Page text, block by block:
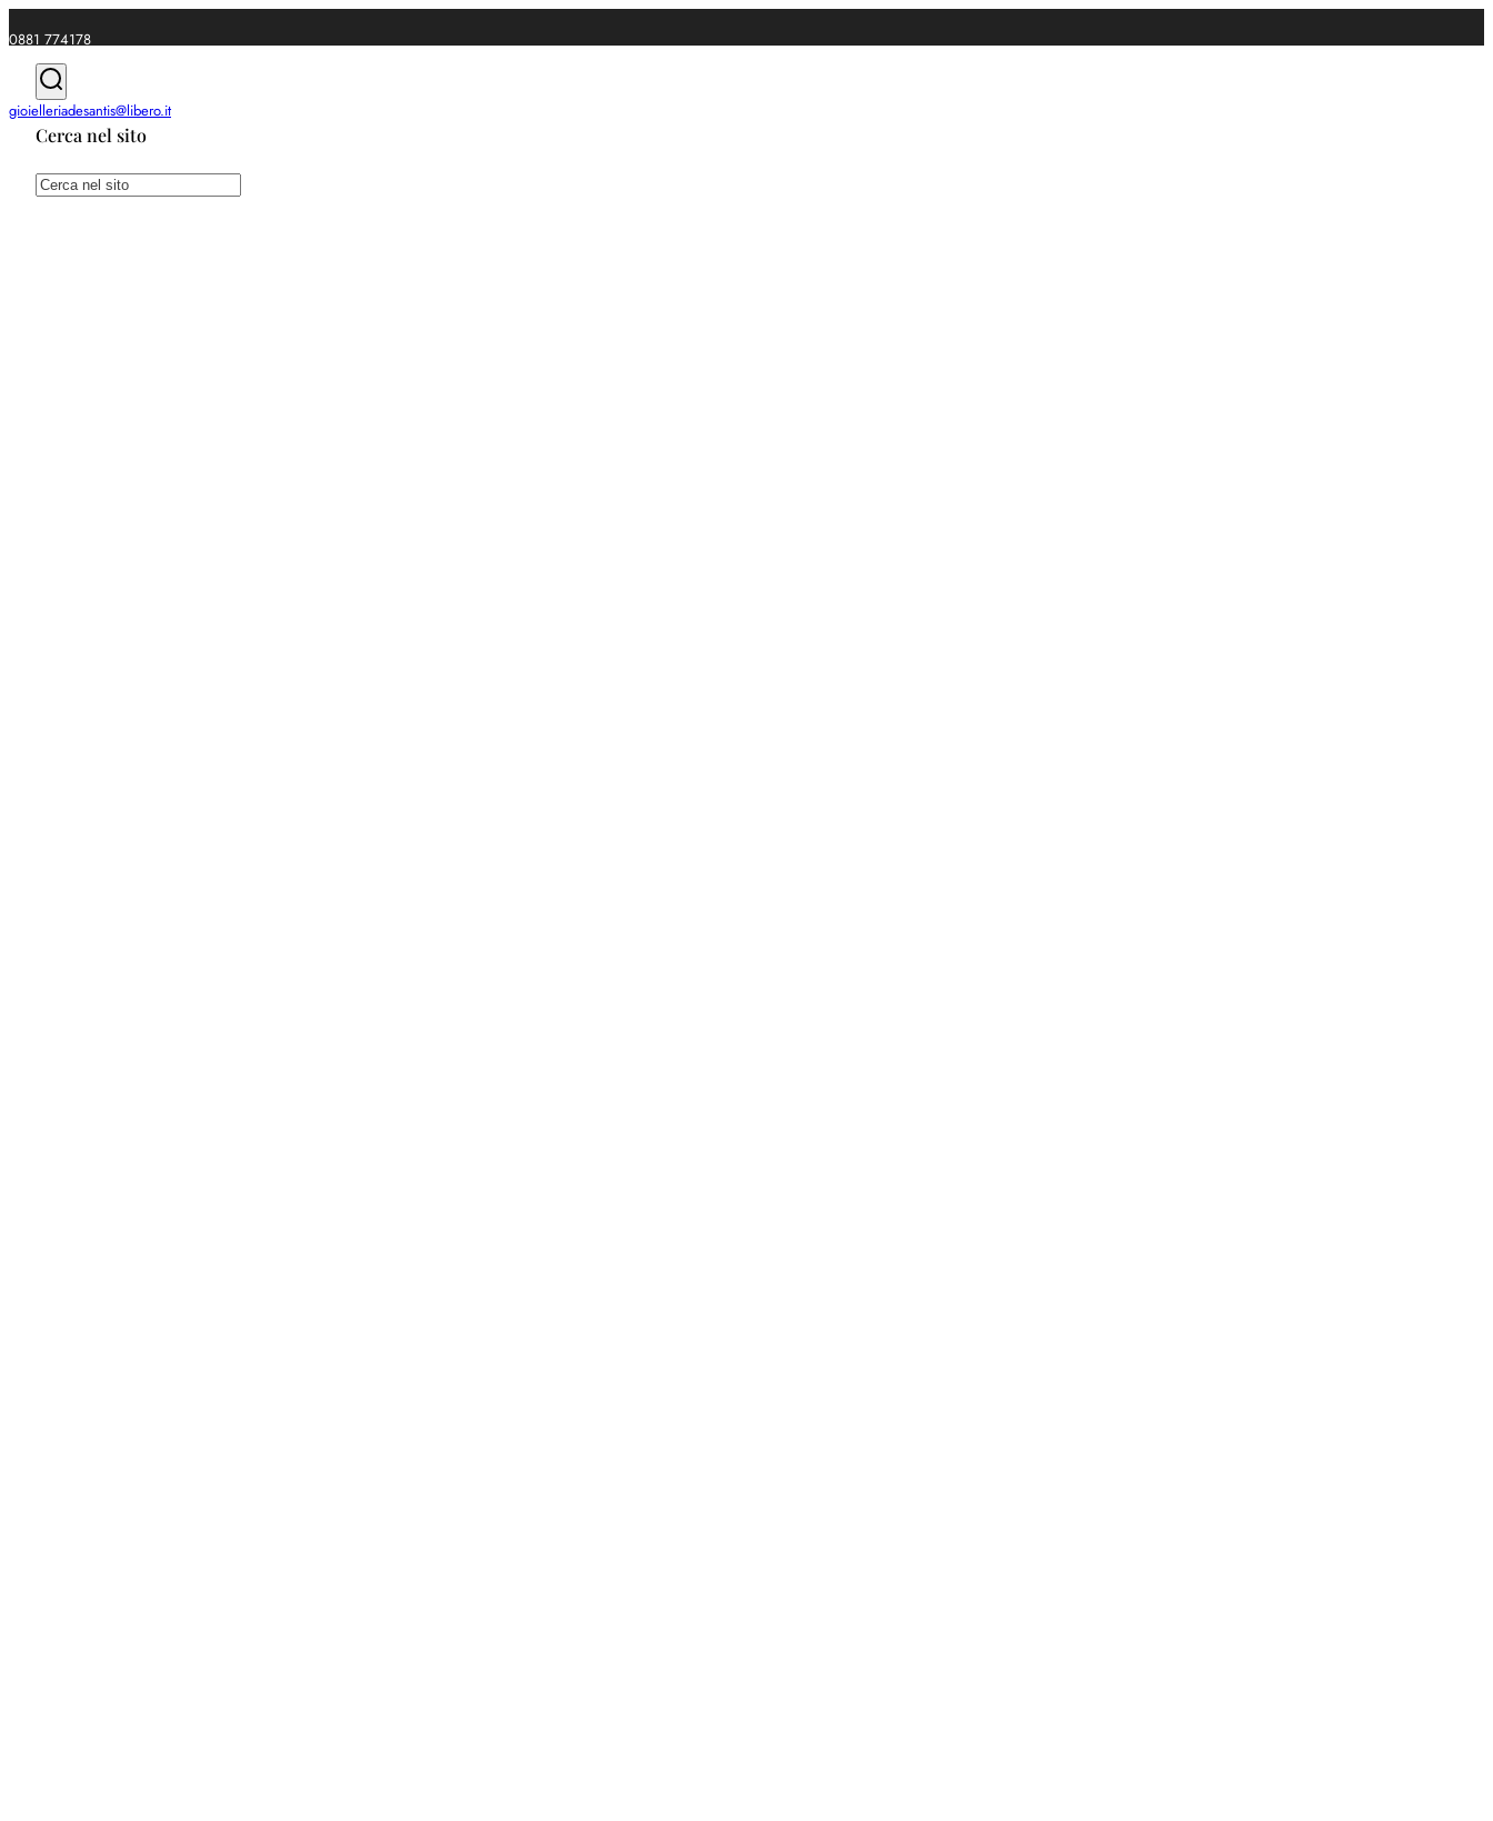
0881 774178
gioielleriadesantis@libero.it
Spedizioni gratuite da €49
Cerca nel sito
Cerca